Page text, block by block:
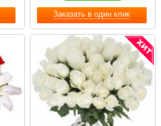
Заказать в один клик